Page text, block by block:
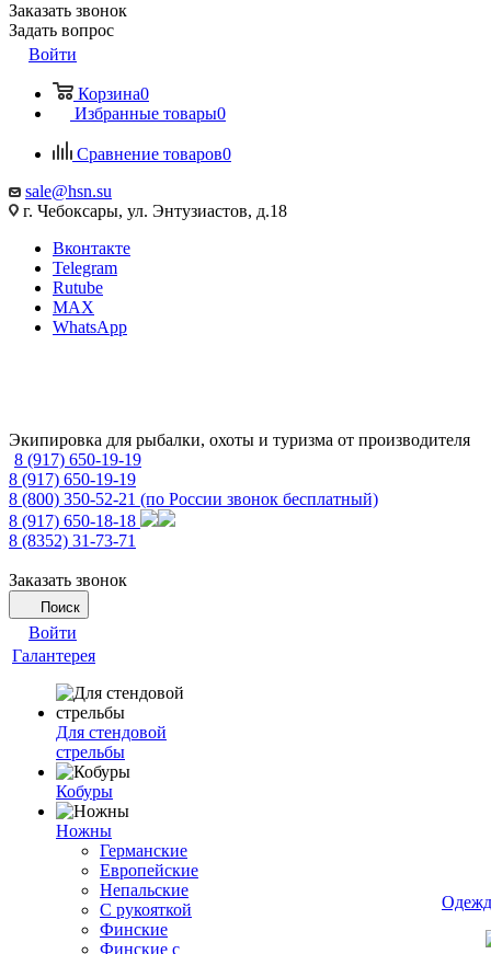
Заказать звонок
Задать вопрос
Войти
Корзина0
Избранные товары0
Сравнение товаров0
sale@hsn.su
г. Чебоксары, ул. Энтузиастов, д.18
Вконтакте
Telegram
Rutube
MAX
WhatsApp
Экипировка для рыбалки, охоты и туризма от производителя
8 (917) 650-19-19
8 (917) 650-19-19
8 (800) 350-52-21 (по России звонок бесплатный)
8 (917) 650-18-18
8 (8352) 31-73-71
Заказать звонок
Поиск
Войти
Галантерея
Для стендовой
стрельбы
Кобуры
Ножны
Германские
Европейские
Непальские
С рукояткой
Финские
Финские с